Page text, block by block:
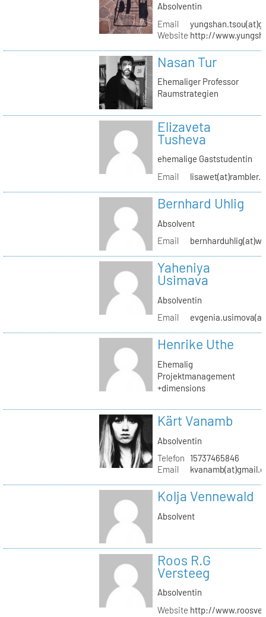
Absolventin
Email
Website http://
Nasan Tur
Ehemaliger Professor
Raumstrategien
Elizaveta
Tusheva
ehemalige Gaststudentin
Email
Bernhard Uhlig
Absolvent
Email
Yaheniya
Usimava
Absolventin
Email
Henrike Uthe
Ehemalig
Projektmanagement
+dimensions
Kärt Vanamb
Absolventin
Telefon
15737465846
Email
Kolja Vennewald
Absolvent
Roos R.G
Versteeg
Absolventin
Website http://